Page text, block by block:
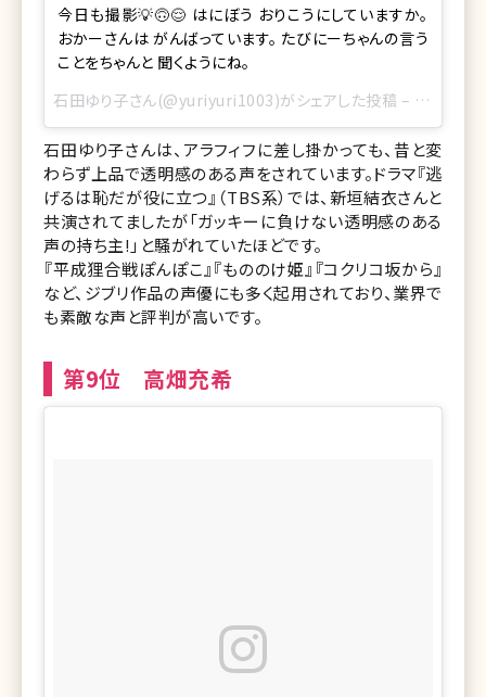
今日も撮影💡🙃😌 はにぼう おりこうにしていますか。
おかーさんは がんばっています。 たびにーちゃんの言う
ことをちゃんと 聞くようにね。
石田ゆり子さん(@yuriyuri1003)がシェアした投稿 –
2017 2
石田ゆり子さんは、アラフィフに差し掛かっても、昔と変
わらず上品で透明感のある声をされています。ドラマ『逃
げるは恥だが役に立つ』（TBS系）では、新垣結衣さんと
共演されてましたが「ガッキーに負けない透明感のある
声の持ち主!」と騒がれていたほどです。
『平成狸合戦ぽんぽこ』『もののけ姫』『コクリコ坂から』
など、ジブリ作品の声優にも多く起用されており、業界で
も素敵な声と評判が高いです。
第9位 高畑充希